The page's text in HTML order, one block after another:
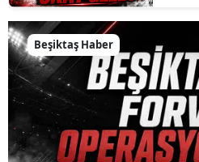
Beşiktaş Haber